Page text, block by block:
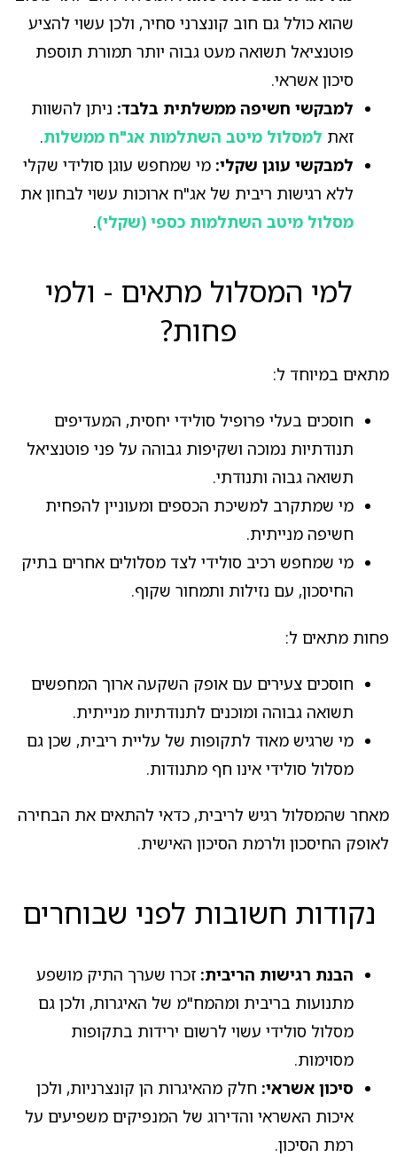
שהוא כולל גם חוב קונצרני סחיר, ולכן עשוי להציע
פוטנציאל תשואה מעט גבוה יותר תמורת תוספת
סיכון אשראי.
למבקשי חשיפה ממשלתית בלבד: ניתן להשוות
זאת למסלול מיטב השתלמות אג"ח ממשלות.
למבקשי עוגן שקלי: מי שמחפש עוגן סולידי שקלי
ללא רגישות ריבית של אג"ח ארוכות עשוי לבחון את
מסלול מיטב השתלמות כספי (שקלי).
למי המסלול מתאים - ולמי
פחות?
מתאים במיוחד ל:
חוסכים בעלי פרופיל סולידי יחסית, המעדיפים
תנודתיות נמוכה ושקיפות גבוהה על פני פוטנציאל
תשואה גבוה ותנודתי.
מי שמתקרב למשיכת הכספים ומעוניין להפחית
חשיפה מנייתית.
מי שמחפש רכיב סולידי לצד מסלולים אחרים בתיק
החיסכון, עם נזילות ותמחור שקוף.
פחות מתאים ל:
חוסכים צעירים עם אופק השקעה ארוך המחפשים
תשואה גבוהה ומוכנים לתנודתיות מנייתית.
מי שרגיש מאוד לתקופות של עליית ריבית, שכן גם
מסלול סולידי אינו חף מתנודות.
מאחר שהמסלול רגיש לריבית, כדאי להתאים את הבחירה
לאופק החיסכון ולרמת הסיכון האישית.
נקודות חשובות לפני שבוחרים
הבנת רגישות הריבית: זכרו שערך התיק מושפע
מתנועות בריבית ומהמח"מ של האיגרות, ולכן גם
מסלול סולידי עשוי לרשום ירידות בתקופות
מסוימות.
סיכון אשראי: חלק מהאיגרות הן קונצרניות, ולכן
איכות האשראי והדירוג של המנפיקים משפיעים על
רמת הסיכון.